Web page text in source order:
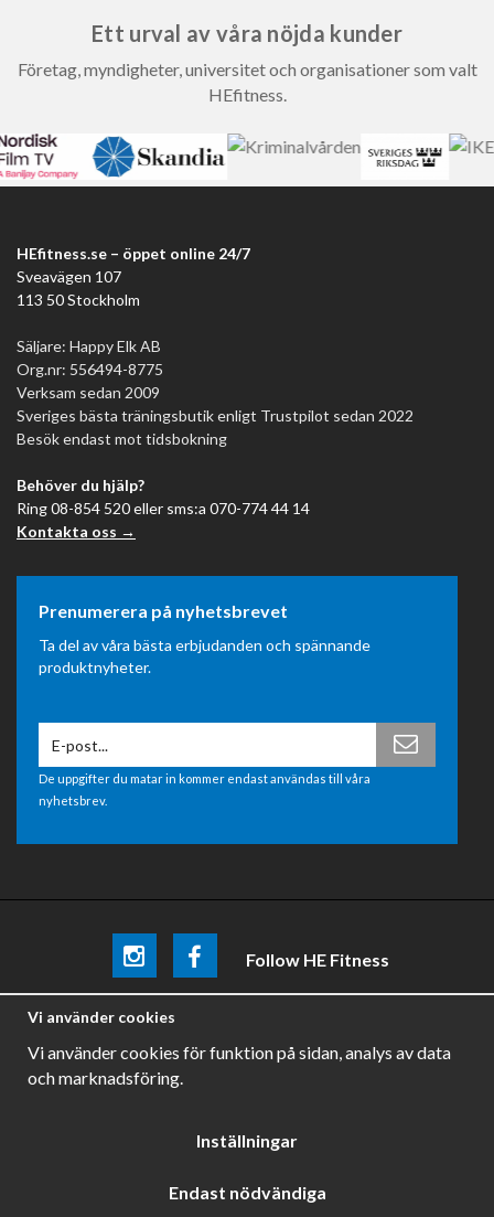
Ett urval av våra nöjda kunder
Företag, myndigheter, universitet och organisationer som valt
HEfitness.
HEfitness.se – öppet online 24/7
Sveavägen 107
113 50 Stockholm
Säljare: Happy Elk AB
Org.nr: 556494-8775
Verksam sedan 2009
Sveriges bästa träningsbutik enligt Trustpilot sedan 2022
Besök endast mot tidsbokning
Behöver du hjälp?
Ring 08-854 520 eller sms:a 070-774 44 14
Kontakta oss →
Prenumerera på nyhetsbrevet
Ta del av våra bästa erbjudanden och spännande
produktnyheter.
De uppgifter du matar in kommer endast användas till våra
nyhetsbrev.
Follow HE Fitness
Be the firstto know aboutpromotions, news and training
Vi använder cookies
Vi använder cookies för funktion på sidan, analys av data
och marknadsföring.
Inställningar
Endast nödvändiga